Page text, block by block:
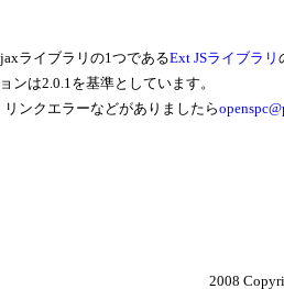
ライブラリの1つであるExt JSライブラリ
ンは2.0.1を基準としています。
リンクエラーなどがありましたら
2008